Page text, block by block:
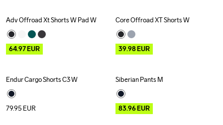
Outlet
Adv Offroad Xt Shorts W Pad W
64.97EUR
Outlet
Core Offroad XT Shorts W
39.98EUR
Endur Cargo Shorts C3 W
79.95 EUR
Outlet
Siberian Pants M
83.96EUR